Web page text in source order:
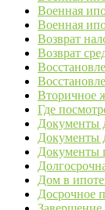
Военная
Военная
Возврат
Возврат
Вторичное
Где
Документы
Документы
Документы
Дом в
Досрочное